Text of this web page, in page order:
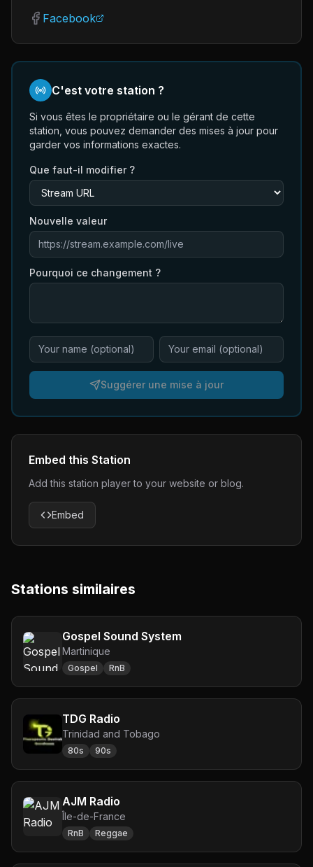
Facebook
C'est votre station ?
Si vous êtes le propriétaire ou le gérant de cette
station, vous pouvez demander des mises à jour pour
garder vos informations exactes.
Que faut-il modifier ?
Nouvelle valeur
Pourquoi ce changement ?
Suggérer une mise à jour
Embed this Station
Add this station player to your website or blog.
Embed
Stations similaires
Gospel Sound System
Martinique
Gospel RnB
TDG Radio
Trinidad and Tobago
80s 90s
AJM Radio
Île-de-France
RnB Reggae